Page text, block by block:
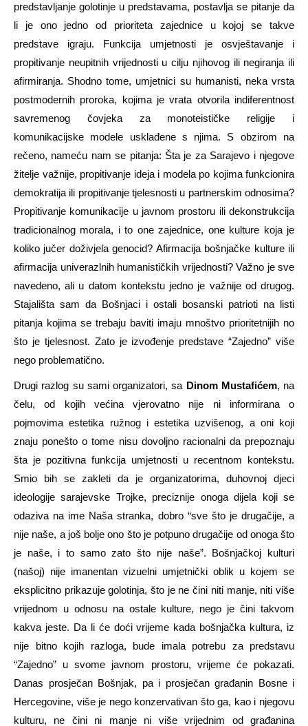
predstavljanje golotinje u predstavama, postavlja se pitanje da
li je ono jedno od prioriteta zajednice u kojoj se takve
predstave igraju. Funkcija umjetnosti je osvještavanje i
propitivanje neupitnih vrijednosti u cilju njihovog ili negiranja ili
afirmiranja. Shodno tome, umjetnici su humanisti, neka vrsta
postmodernih proroka, kojima je vrata otvorila indiferentnost
savremenog čovjeka za monoteističke religije i
komunikacijske modele usklađene s njima. S obzirom na
rečeno, nameću nam se pitanja: Šta je za Sarajevo i njegove
žitelje važnije, propitivanje ideja i modela po kojima funkcionira
demokratija ili propitivanje tjelesnosti u partnerskim odnosima?
Propitivanje komunikacije u javnom prostoru ili dekonstrukcija
tradicionalnog morala, i to one zajednice, one kulture koja je
koliko jučer doživjela genocid? Afirmacija bošnjačke kulture ili
afirmacija univerazlnih humanističkih vrijednosti? Važno je sve
navedeno, ali u datom kontekstu jedno je važnije od drugog.
Stajališta sam da Bošnjaci i ostali bosanski patrioti na listi
pitanja kojima se trebaju baviti imaju mnoštvo prioritetnijih no
što je tjelesnost. Zato je izvođenje predstave “Zajedno” više
nego problematično.
Drugi razlog su sami organizatori, sa Dinom Mustafićem, na
čelu, od kojih većina vjerovatno nije ni informirana o
pojmovima estetika ružnog i estetika uzvišenog, a oni koji
znaju ponešto o tome nisu dovoljno racionalni da prepoznaju
šta je pozitivna funkcija umjetnosti u recentnom kontekstu.
Smio bih se zakleti da je organizatorima, duhovnoj djeci
ideologije sarajevske Trojke, preciznije onoga dijela koji se
odaziva na ime Naša stranka, dobro “sve što je drugačije, a
nije naše, a još bolje ono što je potpuno drugačije od onoga što
je naše, i to samo zato što nije naše”. Bošnjačkoj kulturi
(našoj) nije imanentan vizuelni umjetnički oblik u kojem se
eksplicitno prikazuje golotinja, što je ne čini niti manje, niti više
vrijednom u odnosu na ostale kulture, nego je čini takvom
kakva jeste. Da li će doći vrijeme kada bošnjačka kultura, iz
nije bitno kojih razloga, bude imala potrebu za predstavu
“Zajedno” u svome javnom prostoru, vrijeme će pokazati.
Danas prosječan Bošnjak, pa i prosječan građanin Bosne i
Hercegovine, više je nego konzervativan što ga, kao i njegovu
kulturu, ne čini ni manje ni više vrijednim od građanina